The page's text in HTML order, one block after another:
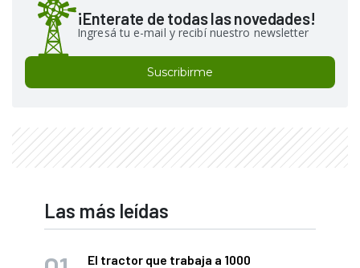
¡Enterate de todas las novedades!
Ingresá tu e-mail y recibí nuestro newsletter
Suscribirme
Las más leídas
El tractor que trabaja a 1000